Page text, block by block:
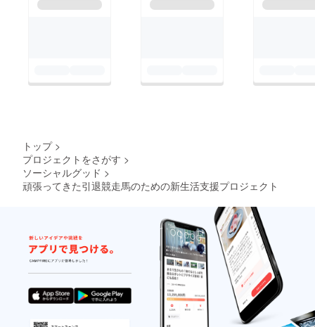
トップ >
プロジェクトをさがす >
ソーシャルグッド >
頑張ってきた引退競走馬のための新生活支援プロジェクト